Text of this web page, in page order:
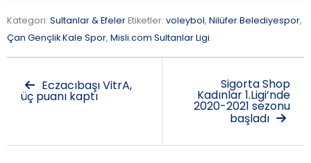
Kategori: Sultanlar & EfelerEtiketler: voleybol, Nilüfer Belediyespor,
Çan Gençlik Kale Spor, Misli.com Sultanlar Ligi.
Eczacıbaşı VitrA,
üç puanı kaptı
Sigorta Shop
Kadınlar 1.Ligi’nde
2020-2021 sezonu
başladı